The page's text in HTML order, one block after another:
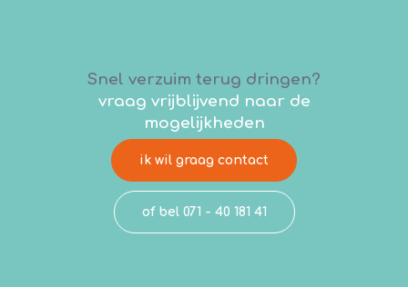
Snel verzuim terug dringen?
vraag vrijblijvend naar de
mogelijkheden
ik wil graag contact
of bel 071 - 40 181 41